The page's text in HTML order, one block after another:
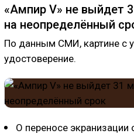
«Ампир V» не выйдет
на неопределённый
По данным СМИ, картине с
удостоверение.
О переносе